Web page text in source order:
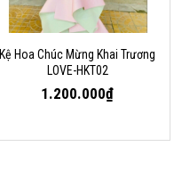
Kệ Hoa Chúc Mừng Khai Trương
LOVE-HKT02
1.200.000₫